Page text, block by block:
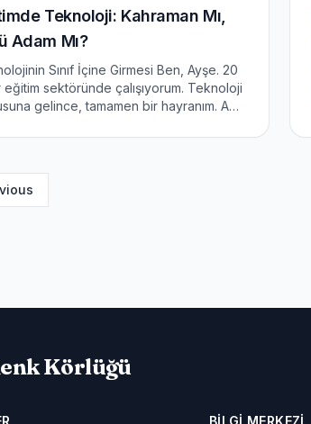
Teknoloji: Kahraman Mı,
Adam Mı?
Sınıf İçine Girmesi Ben, Ayşe. 20
eğitim sektöründe çalışıyorum. Teknoloji
gelince, tamamen bir hayranım. Ama
her şey değişti. 2015&#8217;te
Körlüğü
BILGI MERKEZI